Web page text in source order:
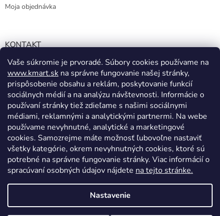
Vaše súkromie je prvoradé. Súbory cookies používame na
www.kmart.sk na správne fungovanie našej stránky,
prispôsobenie obsahu a reklám, poskytovanie funkcií
sociálnych médií a na analýzu návštevnosti. Informácie o
používaní stránky tiež zdieľame s našimi sociálnymi
médiami, reklamnými a analytickými partnermi. Na webe
používame nevyhnutné, analytické a marketingové
cookies. Samozrejme máte možnosť ľubovoľne nastaviť
všetky kategórie, okrem nevyhnutných cookies, ktoré sú
potrebné na správne fungovanie stránky. Viac informácií o
spracúvaní osobných údajov nájdete na tejto stránke.
Nastavenie
Moja objednávka
KONTAKT
info@kmart.sk
+421 947 979 193
+421 947 979 193
facebook.com/Kolieramarket
Vytvoril Shoptet